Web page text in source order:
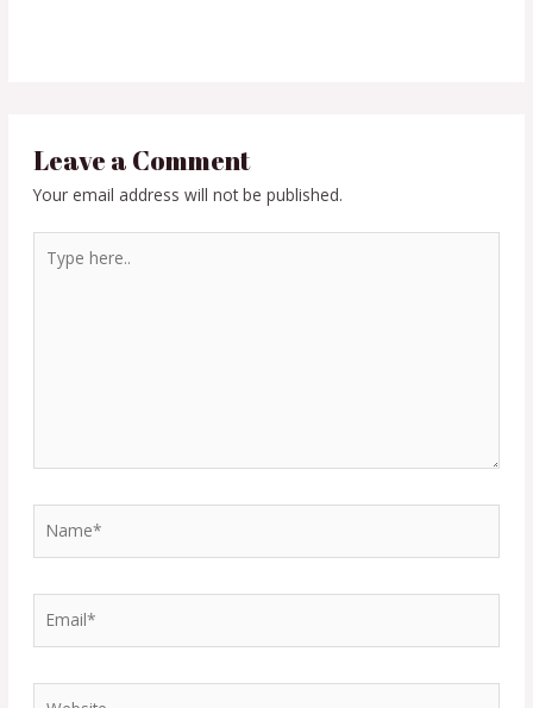
Leave a Comment
Your email address will not be published.